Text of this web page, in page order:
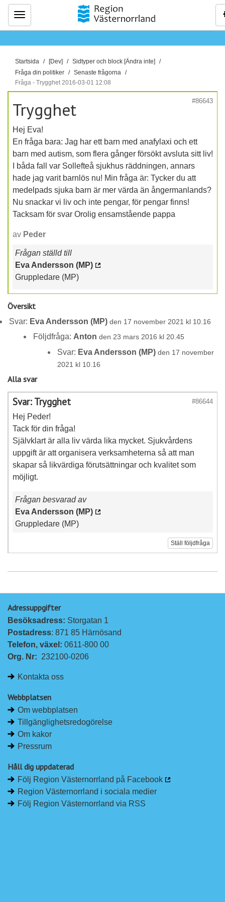
Meny
D
u
ä
h
r
:
Startsida [Dev]
Sidtyper och block [Ändra inte]
Fråga din politiker
Senaste frågorna
Fråga - Trygghet 2016-03-01 12:08
#86643
Trygghet
Hej Eva!
En fråga bara: Jag har ett barn med anafylaxi och ett
barn med autism, som flera gånger försökt avsluta sitt liv!
I båda fall var Sollefteå sjukhus räddningen, annars
hade jag varit barnlös nu! Min fråga är: Tycker du att
medelpads sjuka barn är mer värda än ångermanlands?
Nu snackar vi liv och inte pengar, för pengar finns!
Tacksam för svar Orolig ensamstående pappa
av Peder
Frågan ställd till
Eva Andersson (MP)
Gruppledare (MP)
Översikt
Svar: Eva Andersson (MP) den 17 november 2021 kl 10.16
Följdfråga: Anton den 23 mars 2016 kl 20.45
Svar: Eva Andersson (MP) den 17 november
2021 kl 10.16
Alla svar
#86644
Svar: Trygghet
Hej Peder!
Tack för din fråga!
Självklart är alla liv värda lika mycket. Sjukvårdens
uppgift är att organisera verksamheterna så att man
skapar så likvärdiga förutsättningar och kvalitet som
möjligt.
Frågan besvarad av
Eva Andersson (MP)
Gruppledare (MP)
Ställ följdfråga
Adressuppgifter
Besöksadress: Storgatan 1
Postadress: 871 85 Härnösand
Telefon, växel: 0611-800 00
Org. Nr: 232100-0206
Kontakta oss
Webbplatsen
Om webbplatsen
Tillgänglighetsredogörelse
Om kakor
Pressrum
Håll dig uppdaterad
Följ Region Västernorrland på Facebook
Region Västernorrland i sociala medier
Följ Region Västernorrland via RSS